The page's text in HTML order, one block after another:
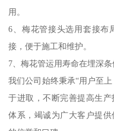
用。
6、梅花管接头选用套接布
接，便于施工和维护。
7、梅花管运用寿命在埋深条
我们公司始终秉承“用户至
于进取，不断完善提高生
体系，竭诚为广大客户提